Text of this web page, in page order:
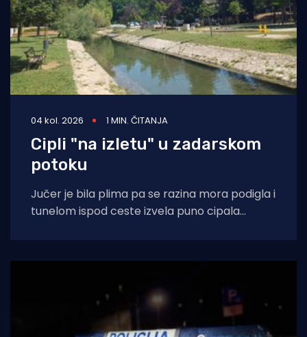
04 kol. 2026 1 MIN. ČITANJA
Cipli "na izletu" u zadarskom
potoku
Jučer je bila plima pa se razina mora podigla i
tunelom ispod ceste izvela puno cipala